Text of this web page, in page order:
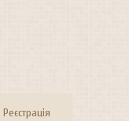
Реєстрація